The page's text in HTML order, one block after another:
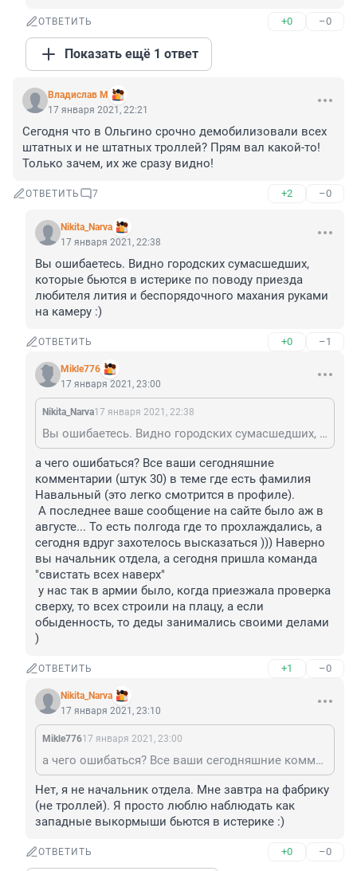
ОТВЕТИТЬ +0 –0
Показать ещё 1 ответ
Владислав М
17 января 2021, 22:21
Сегодня что в Ольгино срочно демобилизовали всех
штатных и не штатных троллей? Прям вал какой-то!
Только зачем, их же сразу видно!
ОТВЕТИТЬ 7 +2 –0
Nikita_Narva
17 января 2021, 22:38
Вы ошибаетесь. Видно городских сумасшедших,
которые бьются в истерике по поводу приезда
любителя лития и беспорядочного махания руками
на камеру :)
ОТВЕТИТЬ +0 –1
Mikle776
17 января 2021, 23:00
Nikita_Narva17 января 2021, 22:38
Вы ошибаетесь. Видно городских сумасшедших, которые бьются в истерике по поводу приезда любителя лития и беспорядочного махания руками на камеру :)
а чего ошибаться? Все ваши сегодняшние
комментарии (штук 30) в теме где есть фамилия
Навальный (это легко смотрится в профиле).
А последнее ваше сообщение на сайте было аж в
августе... То есть полгода где то прохлаждались, а
сегодня вдруг захотелось высказаться ))) Наверно
вы начальник отдела, а сегодня пришла команда
"свистать всех наверх"
у нас так в армии было, когда приезжала проверка
сверху, то всех строили на плацу, а если
обыденность, то деды занимались своими делами
)
ОТВЕТИТЬ +1 –0
Nikita_Narva
17 января 2021, 23:10
Mikle77617 января 2021, 23:00
а чего ошибаться? Все ваши сегодняшние комментарии (штук 30) в теме где есть фамилия Навальный (это легко смотрится в профиле). А последнее ваше сообщение на сайте было аж в августе... То есть полгода где то прохлаждались, а сегодня вдруг захотелось высказаться ))) Наверно вы начальник отдела, а сегодня пришла команда "свистать всех наверх" у нас так в армии было, когда приезжала проверка сверху, то всех строили на плацу, а если обыденность, то деды занимались своими делами )
Нет, я не начальник отдела. Мне завтра на фабрику
(не троллей). Я просто люблю наблюдать как
западные выкормыши бьются в истерике :)
ОТВЕТИТЬ +0 –0